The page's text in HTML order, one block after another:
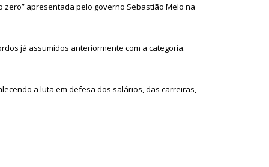
apresentada pelo governo Sebastião Melo na
já assumidos anteriormente com a categoria.
a luta em defesa dos salários, das carreiras,